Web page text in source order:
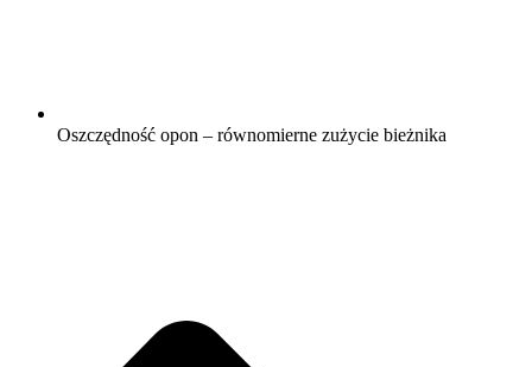
Oszczędność opon – równomierne zużycie bieżnika